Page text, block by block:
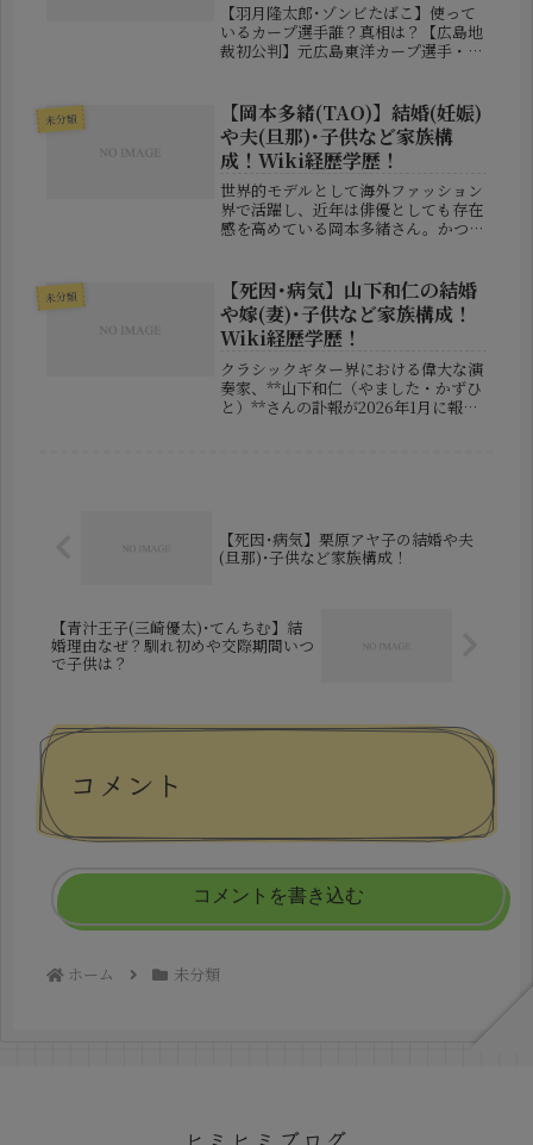
【羽月隆太郎･ゾンビたばこ】使って
いるカープ選手誰？真相は？【広島地
裁初公判】元広島東洋カープ選手・羽
出したある発言が大きな波紋を広げて
います。羽月被告は、指定薬物「...
未分類
【岡本多緒(TAO)】結婚(妊娠)
や夫(旦那)･子供など家族構
成！Wiki経歴学歴！
世界的モデルとして海外ファッション
界で活躍し、近年は俳優としても存在
感を高めている岡本多緒さん。かつて
い評価を受けてきました。そんな岡本
多緒さんが、カンヌ国際映画祭で妊
娠...
未分類
【死因･病気】山下和仁の結婚
や嫁(妻)･子供など家族構成！
Wiki経歴学歴！
クラシックギター界における偉大な演
奏家、**山下和仁（やました・かずひ
と）**さんの訃報が2026年1月に報じ
【死因･病気】栗原アヤ子の結婚や夫
(旦那)･子供など家族構成！
【青汁王子(三崎優太)･てんちむ】結
婚理由なぜ？馴れ初めや交際期間いつ
で子供は？
コメント
コメントを書き込む
ホーム 未分類